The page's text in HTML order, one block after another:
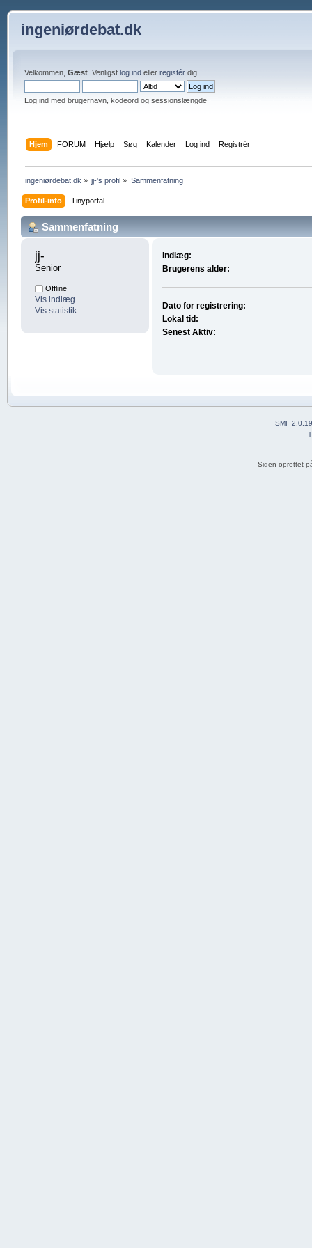
ingeniørdebat.dk
Velkommen, Gæst. Venligst log indeller registérdig.
Log ind med brugernavn, kodeord og sessionslængde
Hjem FORUM Hjælp Søg Kalender Log ind Registrér
ingeniørdebat.dk » jj-'s profil » Sammenfatning
Profil-info Tinyportal
Sammenfatning
jj-
Senior
Offline
Vis indlæg
Vis statistik
Indlæg:
Brugerens alder:
Dato for registrering:
Lokal tid:
Senest Aktiv:
SMF
Siden oprettet